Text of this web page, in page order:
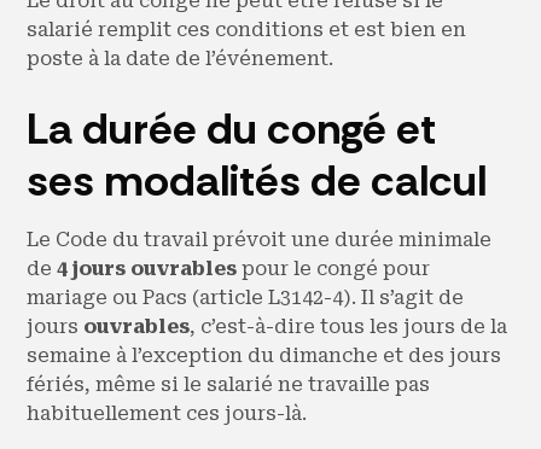
salarié remplit ces conditions et est bien en
poste à la date de l’événement.
La durée du congé et
ses modalités de calcul
Le Code du travail prévoit une durée minimale
de4 jours ouvrables pour le congé pour
mariage ou Pacs (article L3142-4). Il s’agit de
jours ouvrables, c’est-à-dire tous les jours de la
semaine à l’exception du dimanche et des jours
fériés, même si le salarié ne travaille pas
habituellement ces jours-là.